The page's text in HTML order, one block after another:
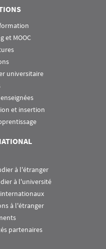
et MOOC
universitaire
et insertion
à l'étranger
à l'université
à l'étranger
partenaires